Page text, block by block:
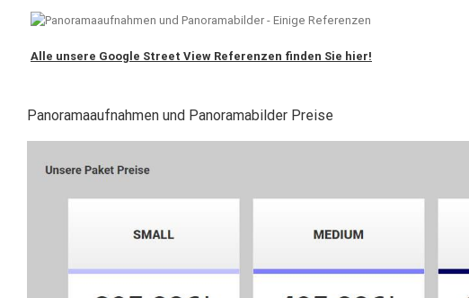
Alle unsere Google Street View Referenzen finden Sie hier!
Panoramaaufnahmen und Panoramabilder Preise